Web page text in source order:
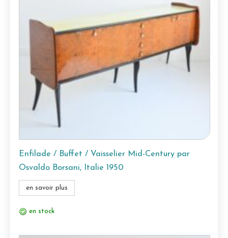
Enfilade / Buffet / Vaisselier Mid-Century par
Osvaldo Borsani, Italie 1950
en savoir plus
en stock